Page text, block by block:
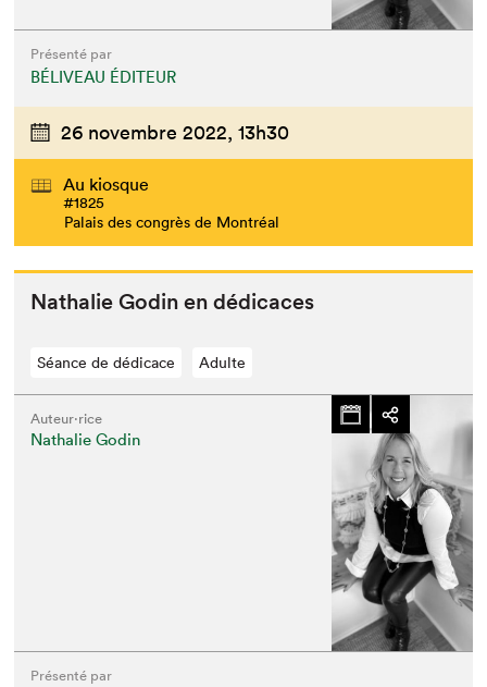
Présenté par
BÉLIVEAU ÉDITEUR
26 novembre 2022, 13h30
Au kiosque
#1825
Palais des congrès de Montréal
Nathalie Godin en dédicaces
Séance de dédicace Adulte
Auteur·rice
Nathalie Godin
Présenté par